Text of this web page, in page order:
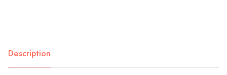
Description